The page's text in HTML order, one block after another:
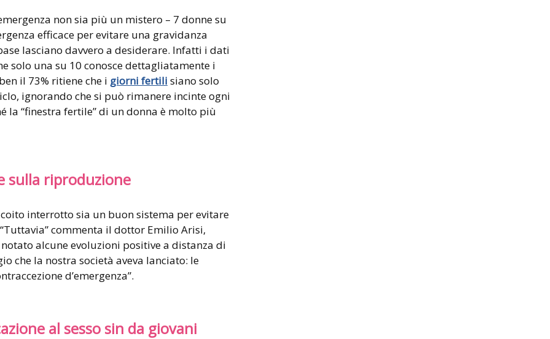
non sia più un mistero – 7 donne su
efficace per evitare una gravidanza
lasciano davvero a desiderare. Infatti i dati
solo una su 10 conosce dettagliatamente i
il 73% ritiene che i giorni fertili siano solo
ignorando che si può rimanere incinte ogni
la “finestra fertile” di un donna è molto più
sulla riproduzione
interrotto sia un buon sistema per evitare
commenta il dottor Emilio Arisi,
alcune evoluzioni positive a distanza di
che la nostra società aveva lanciato: le
d’emergenza”.
al sesso sin da giovani